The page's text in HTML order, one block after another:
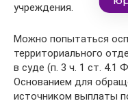
учреждения.
Можно попытаться
территориального
в суде (п. 3 ч. 1 ст. 4.1
Основанием для
источником выплаты